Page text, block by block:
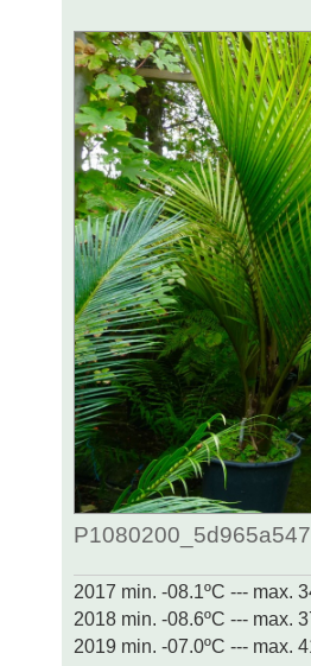
2017 min. -08.1ºC --- max.
2018 min. -08.6ºC --- max.
2019 min. -07.0ºC --- max.